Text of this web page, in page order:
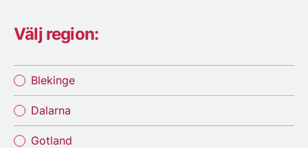
Välj region:
Blekinge
Dalarna
Gotland